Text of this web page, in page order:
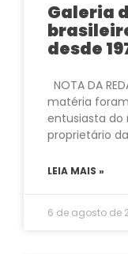
Galeria
desde
NOTA DA
matéria
entusiasta do
proprietário
LEIA MAIS »
6 de agosto de